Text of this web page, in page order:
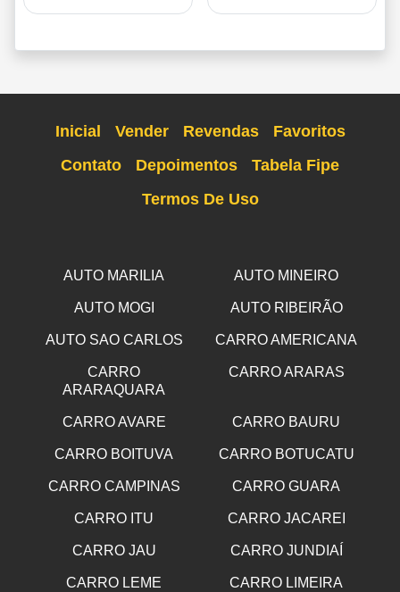
Inicial Vender Revendas
Favoritos
Contato
Depoimentos
Tabela Fipe
Termos De Uso
AUTO MARILIA AUTO MINEIRO
AUTO MOGI AUTO RIBEIRÃO
AUTO SAO CARLOS CARRO AMERICANA
CARRO
ARARAQUARA
CARRO ARARAS
CARRO AVARE CARRO BAURU
CARRO BOITUVA CARRO BOTUCATU
CARRO CAMPINAS CARRO GUARA
CARRO ITU CARRO JACAREI
CARRO JAU CARRO JUNDIAÍ
CARRO LEME CARRO LIMEIRA